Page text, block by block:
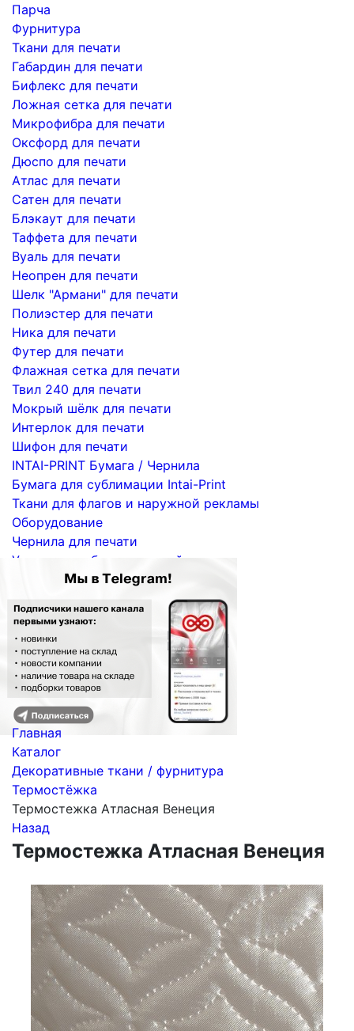
Парча
Фурнитура
Ткани для печати
Габардин для печати
Бифлекс для печати
Ложная сетка для печати
Микрофибра для печати
Оксфорд для печати
Дюспо для печати
Атлас для печати
Сатен для печати
Блэкаут для печати
Таффета для печати
Вуаль для печати
Неопрен для печати
Шелк "Армани" для печати
Полиэстер для печати
Ника для печати
Футер для печати
Флажная сетка для печати
Твил 240 для печати
Мокрый шёлк для печати
Интерлок для печати
Шифон для печати
INTAI-PRINT Бумага / Чернила
Бумага для сублимации Intai-Print
Ткани для флагов и наружной рекламы
Оборудование
Чернила для печати
Услуги по сублимационной печати
Главная
Каталог
Декоративные ткани / фурнитура
Термостёжка
Термостежка Атласная Венеция
Назад
Термостежка Атласная Венеция